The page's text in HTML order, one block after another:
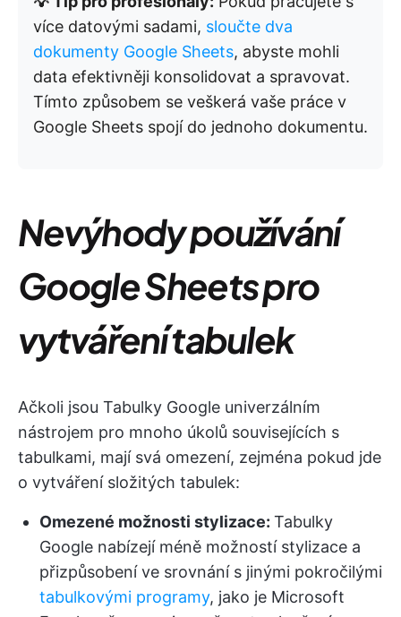
více datovými sadami, sloučte dva
dokumenty Google Sheets, abyste mohli
data efektivněji konsolidovat a spravovat.
Tímto způsobem se veškerá vaše práce v
Google Sheets spojí do jednoho dokumentu.
Nevýhody používání
Google Sheets pro
vytváření tabulek
Ačkoli jsou Tabulky Google univerzálním
nástrojem pro mnoho úkolů souvisejících s
tabulkami, mají svá omezení, zejména pokud jde
o vytváření složitých tabulek:
Omezené možnosti stylizace: Tabulky
Google nabízejí méně možností stylizace a
přizpůsobení ve srovnání s jinými pokročilými
tabulkovými programy, jako je Microsoft